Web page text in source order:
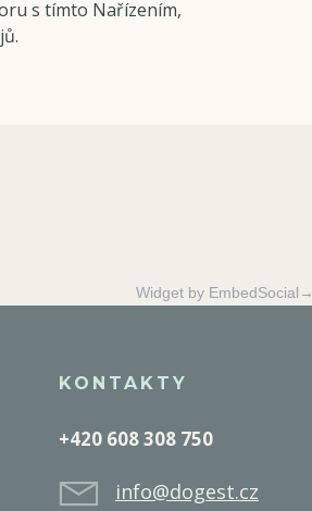
s tímto Nařízením,
Widget by EmbedSocial→
KONTAKTY
+420 608 308 750
info@dogest.cz